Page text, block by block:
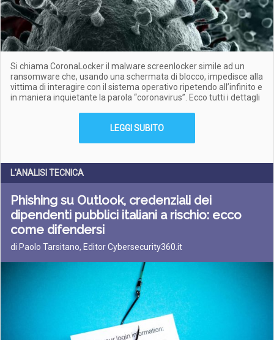
Si chiama CoronaLocker il malware screenlocker simile ad un
ransomware che, usando una schermata di blocco, impedisce alla
vittima di interagire con il sistema operativo ripetendo all’infinito e
in maniera inquietante la parola “coronavirus”. Ecco tutti i dettagli
LEGGI SUBITO
L'ANALISI TECNICA
Phishing su Outlook, credenziali dei
dipendenti pubblici italiani a rischio: ecco
come difendersi
di Paolo Tarsitano, Editor Cybersecurity360.it